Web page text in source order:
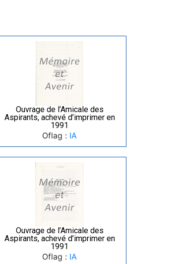
Ouvrage de l’Amicale des
Aspirants, achevé d’imprimer en
1991
Oflag : IA
Ouvrage de l’Amicale des
Aspirants, achevé d’imprimer en
1991
Oflag : IA